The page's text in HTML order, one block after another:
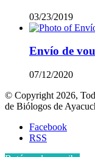
03/23/2019
Envío de
07/12/2020
© Copyright 2026,
de Biólogos de
Facebook
RSS